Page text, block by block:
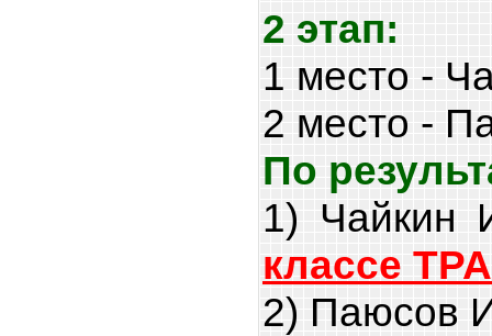
2 этап:
1 место -
2 место -
По
1) Чайкин
классе
2) Паюсов